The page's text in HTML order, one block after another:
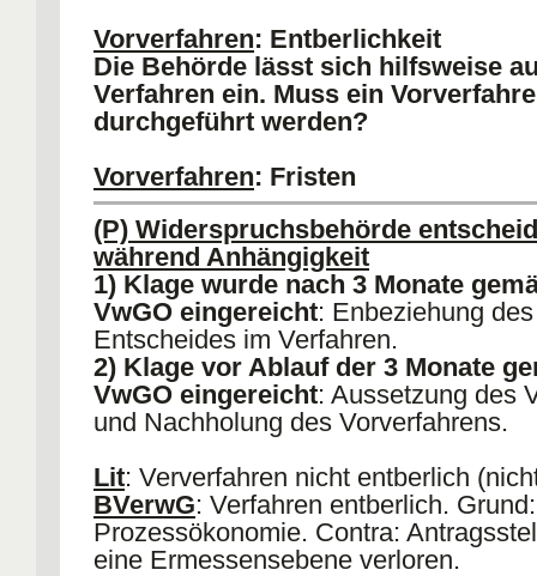
Vorverfahren: Entberlichkeit
Die Behörde lässt sich hilfsweise
Verfahren ein. Muss ein
durchgeführt werden?
Vorverfahren: Fristen
Die Behörde gibt dem Widerspruch
Ablauf von 3 Monaten
1) statt
2) nicht statt.
Welche Folge hat dies für das
(P) Widerspruchsbehörde
während Anhängigkeit
1) Klage wurde nach 3 Monate
VwGO eingereicht: Enbeziehung des
Entscheides im Verfahren.
2) Klage vor Ablauf der 3 Monate
VwGO eingereicht: Aussetzung des
und Nachholung des Vorverfahrens.
Lit: Ververfahren nicht entberlich
BVerwG: Verfahren entberlich. Grund:
Prozessökonomie. Contra:
eine Ermessensebene verloren.